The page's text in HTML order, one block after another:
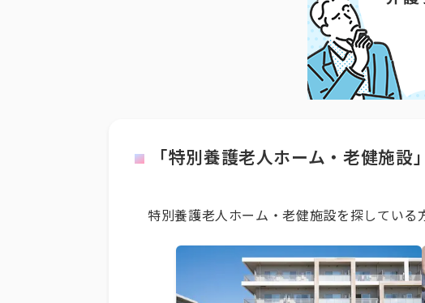
「特別養護老人ホーム・老健施
特別養護老人ホーム・老健施設を探している